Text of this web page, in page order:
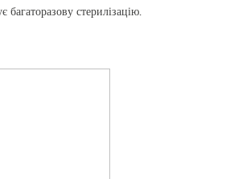
багаторазову стерилізацію.